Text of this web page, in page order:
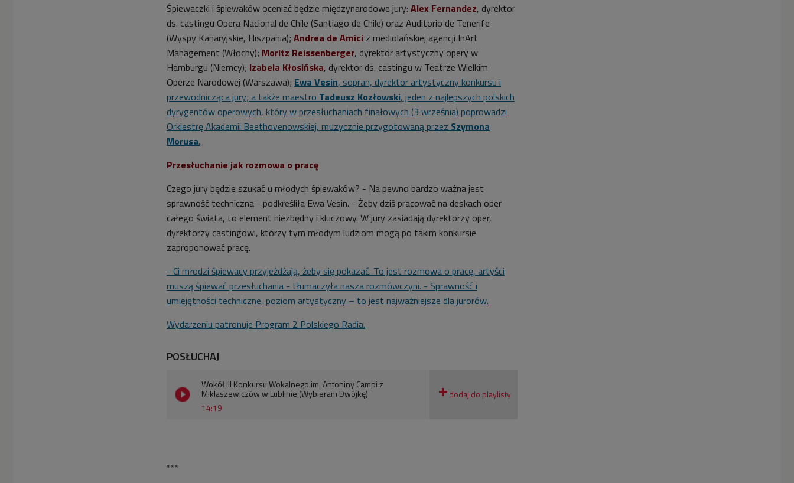
Śpiewaczki i śpiewaków oceniać będzie międzynarodowe jury: Alex Fernandez, dyrektor
ds. castingu Opera Nacional de Chile (Santiago de Chile) oraz Auditorio de Tenerife
(Wyspy Kanaryjskie, Hiszpania); Andrea de Amici z mediolańskiej agencji InArt
Management (Włochy); Moritz Reissenberger, dyrektor artystyczny opery w
Hamburgu (Niemcy); Izabela Kłosińska, dyrektor ds. castingu w Teatrze Wielkim
Operze Narodowej (Warszawa); Ewa Vesin, sopran, dyrektor artystyczny konkursu i
przewodnicząca jury; a także maestro Tadeusz Kozłowski, jeden z najlepszych polskich
dyrygentów operowych, który w przesłuchaniach finałowych (3 września) poprowadzi
Orkiestrę Akademii Beethovenowskiej, muzycznie przygotowaną przez Szymona
Morusa.
Przesłuchanie jak rozmowa o pracę
Czego jury będzie szukać u młodych śpiewaków? - Na pewno bardzo ważna jest
sprawność techniczna - podkreśliła Ewa Vesin. - Żeby dziś pracować na deskach oper
całego świata, to element niezbędny i kluczowy. W jury zasiadają dyrektorzy oper,
dyrektorzy castingowi, którzy tym młodym ludziom mogą po takim konkursie
zaproponować pracę.
- Ci młodzi śpiewacy przyjeżdżają, żeby się pokazać. To jest rozmowa o pracę, artyści
muszą śpiewać przesłuchania - tłumaczyła nasza rozmówczyni. - Sprawność i
umiejętności techniczne, poziom artystyczny – to jest najważniejsze dla jurorów.
Wydarzeniu patronuje Program 2 Polskiego Radia.
POSŁUCHAJ
14:19
Wokół III Konkursu Wokalnego im. Antoniny Campi z
Miklaszewiczów w Lublinie (Wybieram Dwójkę)
***